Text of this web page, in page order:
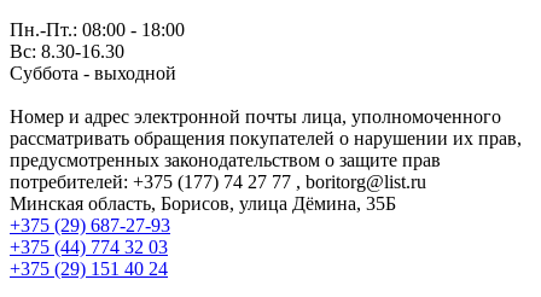
Пн.-Пт.: 08:00 - 18:00
Вс: 8.30-16.30
Суббота - выходной
Номер и адрес электронной почты лица, уполномоченного
рассматривать обращения покупателей о нарушении их прав,
предусмотренных законодательством о защите прав
потребителей: +375 (177) 74 27 77 , boritorg@list.ru
Минская область, Борисов, улица Дёмина, 35Б
+375 (29) 687-27-93
+375 (44) 774 32 03
+375 (29) 151 40 24